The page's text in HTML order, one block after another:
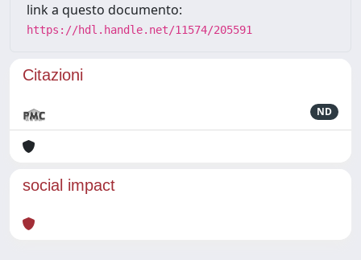
link a questo documento:
https://hdl.handle.net/11574/205591
Citazioni
ND
social impact